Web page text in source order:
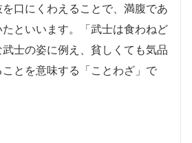
口にくわえることで、満腹であ
といいます。「武士は食わねど
士の姿に例え、貧しくても気品
とを意味する「ことわざ」で